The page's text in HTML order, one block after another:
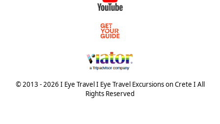
© 2013 - 2026 I Eye Travel I Eye Travel Excursions on Crete I All
Rights Reserved